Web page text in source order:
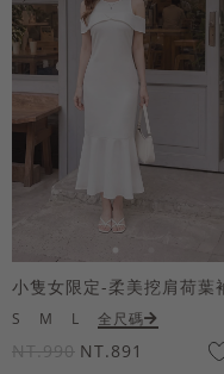
S M L 全尺碼
NT.990 NT.891